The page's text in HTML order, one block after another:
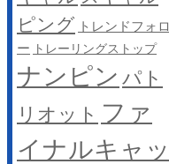
ピング トレンドフォロ
ー トレーリングストップ
ナンピン パト
リオット ファ
イナルキャッ